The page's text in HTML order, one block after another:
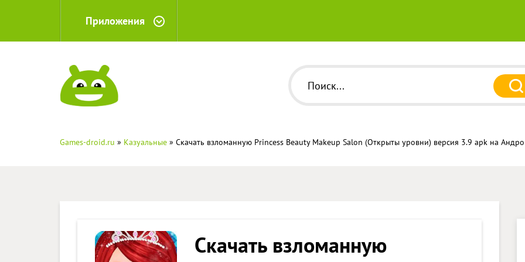
Приложения
Games-droid.ru » Казуальные » Скачать взломанную Princess Beauty Makeup Salon (Открыты уровни) версия 3.9 apk на
Скачать взломанную